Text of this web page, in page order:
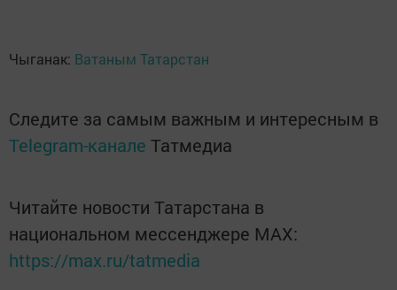
Чыганак: Ватаным Татарстан
Следите за самым важным и интересным в
Telegram-канале Татмедиа
Читайте новости Татарстана в
национальном мессенджере MАХ:
https://max.ru/tatmedia